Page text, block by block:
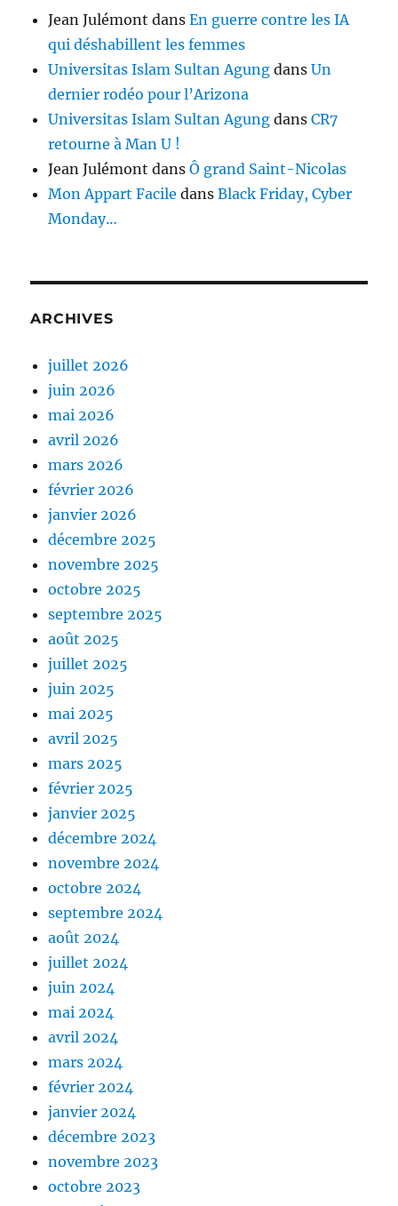
Jean Julémont dansEn guerre contre les IA
qui déshabillent les femmes
Universitas Islam Sultan Agung dansUn
dernier rodéo pour l’Arizona
Universitas Islam Sultan Agung dansCR7
retourne à Man U !
Jean Julémont dansÔ grand Saint-Nicolas
Mon Appart Facile dansBlack Friday, Cyber
Monday…
ARCHIVES
juillet 2026
juin 2026
mai 2026
avril 2026
mars 2026
février 2026
janvier 2026
décembre 2025
novembre 2025
octobre 2025
septembre 2025
août 2025
juillet 2025
juin 2025
mai 2025
avril 2025
mars 2025
février 2025
janvier 2025
décembre 2024
novembre 2024
octobre 2024
septembre 2024
août 2024
juillet 2024
juin 2024
mai 2024
avril 2024
mars 2024
février 2024
janvier 2024
décembre 2023
novembre 2023
octobre 2023